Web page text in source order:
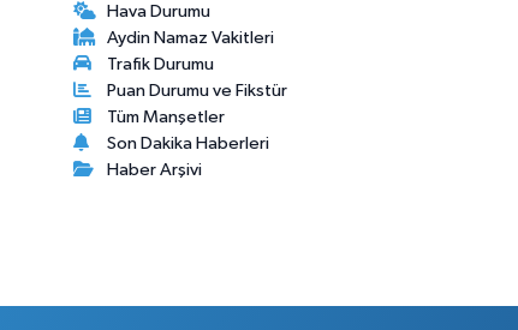
Hava Durumu
Aydin Namaz Vakitleri
Trafik Durumu
Puan Durumu ve Fikstür
Tüm Manşetler
Son Dakika Haberleri
Haber Arşivi